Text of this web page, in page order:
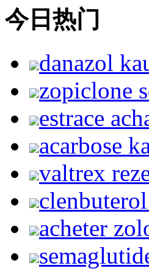
今日热门
danazol
zopiclone
estrace
acarbose
valtrex
acheter